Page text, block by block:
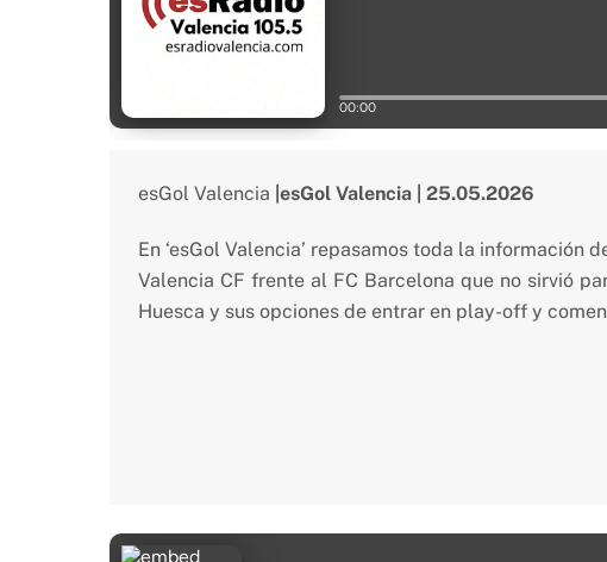
esGol Valencia |esGol Valencia | 25.05.2026
En ‘esGol Valencia’ repasamos toda la
Valencia CF frente al FC Barcelona que no sirvió
Huesca y sus opciones de entrar en play-off y